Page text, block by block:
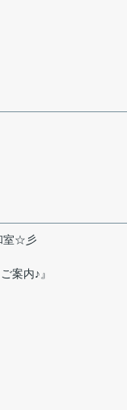
室☆彡
案内♪』